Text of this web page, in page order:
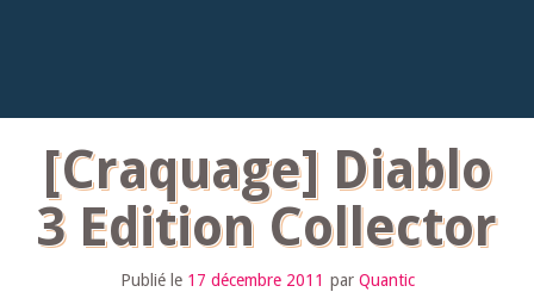
[Craquage] Diablo
3 Edition Collector
Publié le 17 décembre 2011 par Quantic